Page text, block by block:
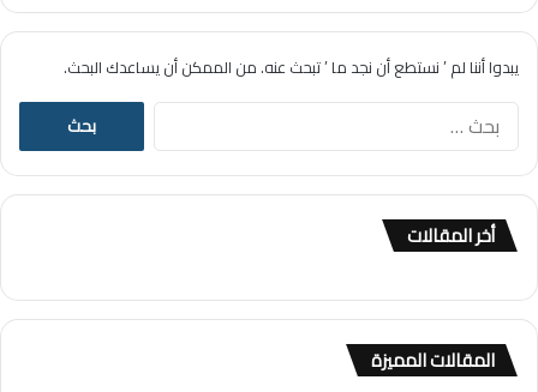
يبدوا أننا لم ’ نستطع أن نجد ما ’ تبحث عنه. من الممكن أن يساعدك البحث.
ا
ح
أخر المقالات
المقالات المميزة